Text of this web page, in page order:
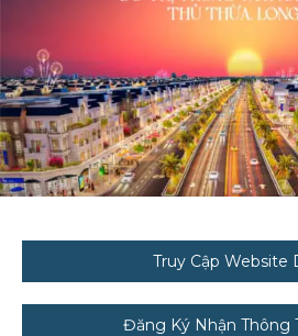
Truy Cập Website
Đăng Ký Nhận Thông